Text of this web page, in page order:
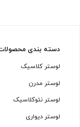
دسته بندی
لوستر کلاسیک
لوستر مدرن
لوستر نئوکلاسیک
لوستر دیواری